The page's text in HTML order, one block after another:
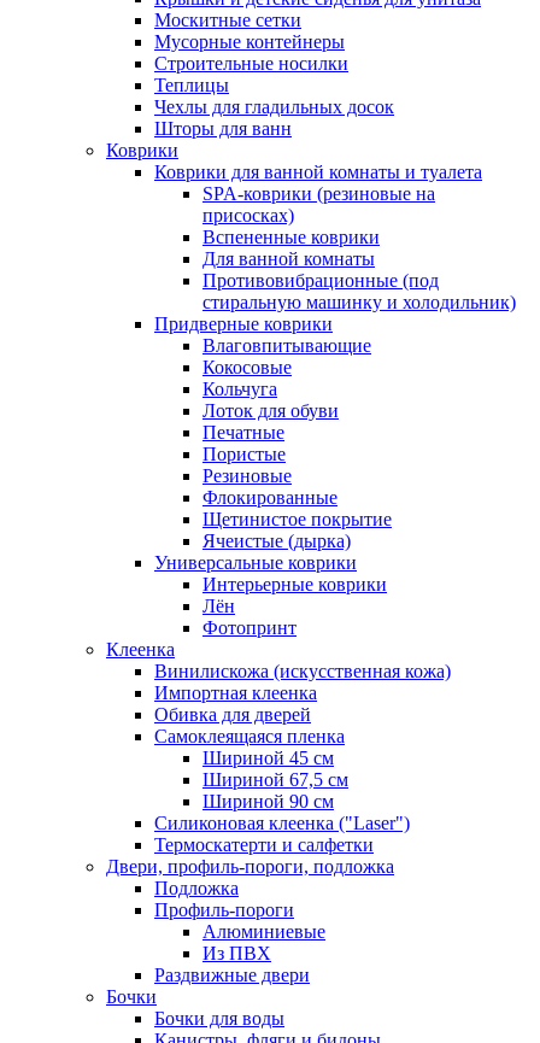
Москитные сетки
Мусорные контейнеры
Строительные носилки
Теплицы
Чехлы для гладильных досок
Шторы для ванн
Коврики
Коврики для ванной комнаты и туалета
SPA-коврики (резиновые на
присосках)
Вспененные коврики
Для ванной комнаты
Противовибрационные (под
стиральную машинку и холодильник)
Придверные коврики
Влаговпитывающие
Кокосовые
Кольчуга
Лоток для обуви
Печатные
Пористые
Резиновые
Флокированные
Щетинистое покрытие
Ячеистые (дырка)
Универсальные коврики
Интерьерные коврики
Лён
Фотопринт
Клеенка
Винилискожа (искусственная кожа)
Импортная клеенка
Обивка для дверей
Самоклеящаяся пленка
Шириной 45 см
Шириной 67,5 см
Шириной 90 см
Силиконовая клеенка ("Laser")
Термоскатерти и салфетки
Двери, профиль-пороги, подложка
Подложка
Профиль-пороги
Алюминиевые
Из ПВХ
Раздвижные двери
Бочки
Бочки для воды